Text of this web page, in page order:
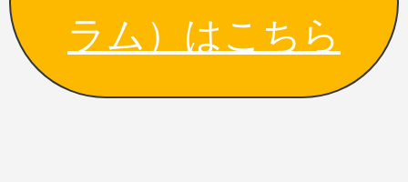
ラム）はこちら